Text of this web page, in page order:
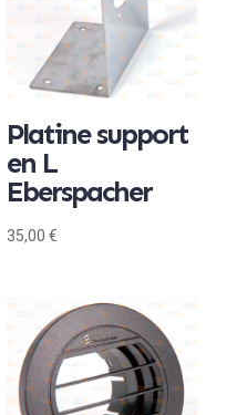
Platine support
en L
Eberspacher
35,00€